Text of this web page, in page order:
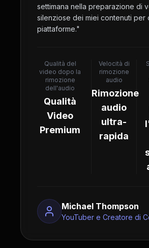
settimana nella preparazione di
silenziose dei miei contenuti per
piattaforme."
Qualità del
video dopo la
rimozione
dell'audio
Qualità
Video
Premium
Velocità di
rimozione
audio
Rimozione
audio
ultra-
rapida
Michael Thompson
YouTuber e Creatore di